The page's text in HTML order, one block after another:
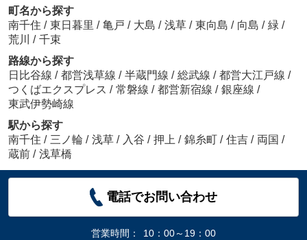
町名から探す
南千住 / 東日暮里 / 亀戸 / 大島 / 浅草 / 東向島 / 向島 / 緑 /
荒川 / 千束
路線から探す
日比谷線 / 都営浅草線 / 半蔵門線 / 総武線 / 都営大江戸線 /
つくばエクスプレス / 常磐線 / 都営新宿線 / 銀座線 /
東武伊勢崎線
駅から探す
南千住 / 三ノ輪 / 浅草 / 入谷 / 押上 / 錦糸町 / 住吉 / 両国 /
蔵前 / 浅草橋
電話でお問い合わせ
営業時間：
10：00～19：00